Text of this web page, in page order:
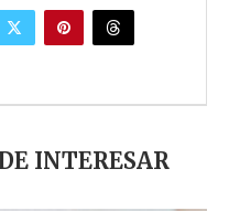
INTERESAR